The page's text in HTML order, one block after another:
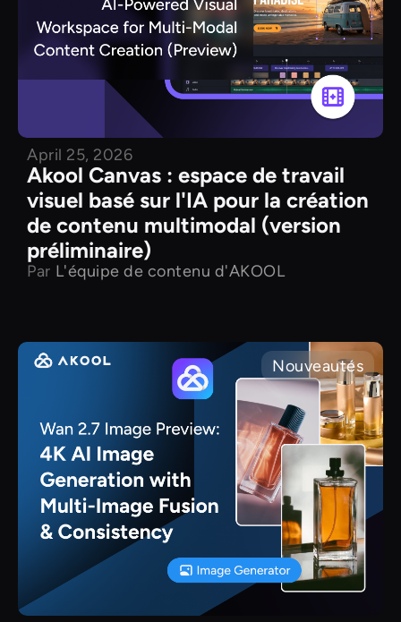
April 25, 2026
Akool Canvas : espace de travail
visuel basé sur l'IA pour la création
de contenu multimodal (version
préliminaire)
Par L'équipe de contenu d'AKOOL
Nouveautés